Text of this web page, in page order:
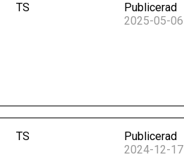
TS
Publicerad
2025-05-06
TS
Publicerad
2024-12-17